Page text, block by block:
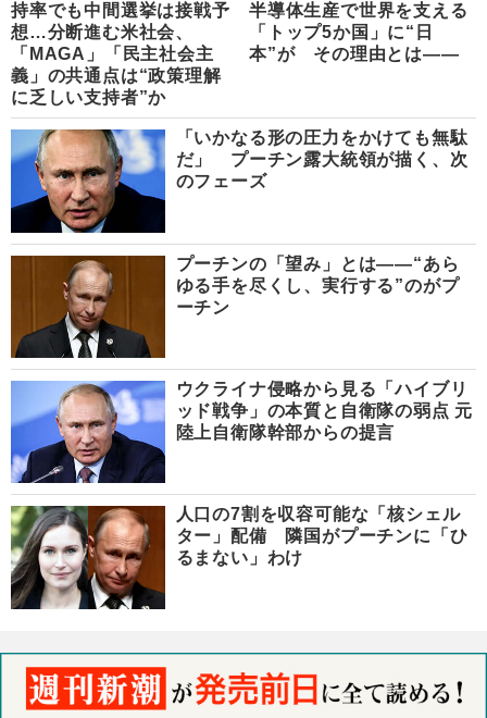
持率でも中間選挙は接戦予
想…分断進む米社会、
「MAGA」「民主社会主
義」の共通点は“政策理解
に乏しい支持者”か
半導体生産で世界を支える
「トップ5か国」に“日
本”が その理由とは――
「いかなる形の圧力をかけても無駄
だ」 プーチン露大統領が描く、次
のフェーズ
プーチンの「望み」とは――“あら
ゆる手を尽くし、実行する”のがプ
ーチン
ウクライナ侵略から見る「ハイブリ
ッド戦争」の本質と自衛隊の弱点 元
陸上自衛隊幹部からの提言
人口の7割を収容可能な「核シェル
ター」配備 隣国がプーチンに「ひ
るまない」わけ